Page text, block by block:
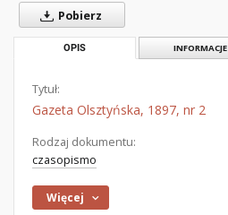
Pobierz
OPIS INFORMACJE
Tytuł:
Gazeta Olsztyńska, 1897, nr 2
Rodzaj dokumentu:
czasopismo
Więcej